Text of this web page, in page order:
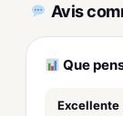
Avis
Que
Excellente